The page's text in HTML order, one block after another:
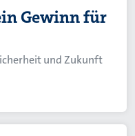
Gewinn für
und Zukunft